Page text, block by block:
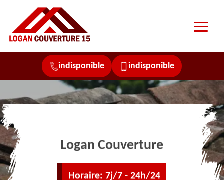
indisponible indisponible
Logan Couverture
Horaire: 7j/7 - 24h/24